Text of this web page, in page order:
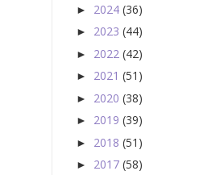
► 2024 (36)
► 2023 (44)
► 2022 (42)
► 2021 (51)
► 2020 (38)
► 2019 (39)
► 2018 (51)
► 2017 (58)